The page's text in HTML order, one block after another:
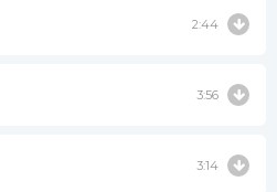
2:44
3:56
3:14